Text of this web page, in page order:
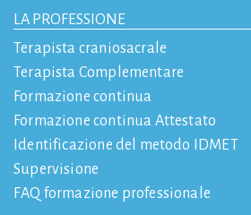
LA PROFESSIONE
Terapista craniosacrale
Terapista Complementare
Formazione continua
Formazione continua Attestato
Identificazione del metodo IDMET
Supervisione
FAQ formazione professionale